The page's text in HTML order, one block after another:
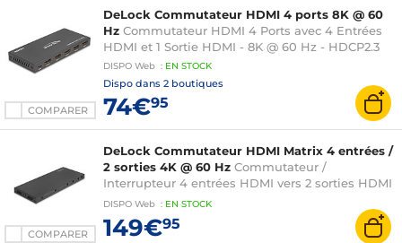
COMPARER
DeLock Commutateur HDMI 4 ports 8K @ 60
Hz Commutateur HDMI 4 Ports avec 4 Entrées
HDMI et 1 Sortie HDMI - 8K @ 60 Hz - HDCP2.3
DISPO Web : EN STOCK
Dispo dans 2 boutiques
74€95
COMPARER
DeLock Commutateur HDMI Matrix 4 entrées /
2 sorties 4K @ 60 Hz Commutateur /
Interrupteur 4 entrées HDMI vers 2 sorties HDMI
avec audio S/PDIF et analogique stéréo
DISPO Web : EN STOCK
149€95